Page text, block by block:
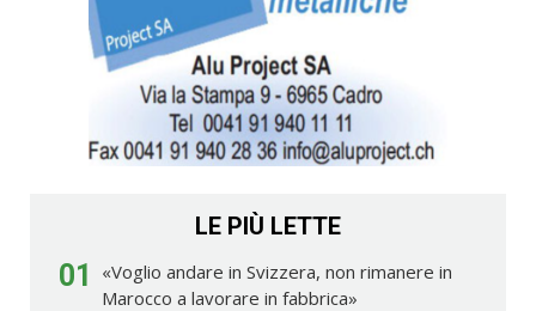
LE PIÙ LETTE
01
«Voglio andare in Svizzera, non rimanere in
Marocco a lavorare in fabbrica»